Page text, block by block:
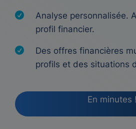
Analyse personnalisée.
profil financier.
Des offres financières
profils et des situations
En minutes !